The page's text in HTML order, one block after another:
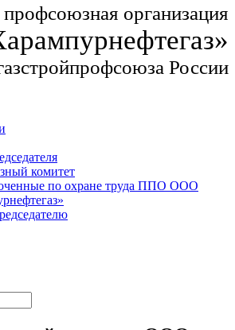
организация
России
комитет
по охране труда ППО ООО